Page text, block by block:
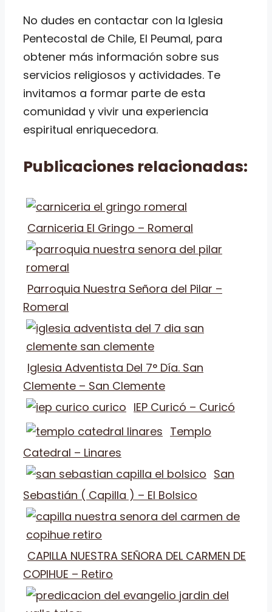
No dudes en contactar con la Iglesia
Pentecostal de Chile, El Peumal, para
obtener más información sobre sus
servicios religiosos y actividades. Te
invitamos a formar parte de esta
comunidad y vivir una experiencia
espiritual enriquecedora.
Publicaciones relacionadas:
Carniceria El Gringo – Romeral
Parroquia Nuestra Señora del Pilar –
Romeral
Iglesia Adventista Del 7° Día. San
Clemente – San Clemente
IEP Curicó – Curicó
Templo
Catedral – Linares
San
Sebastián ( Capilla ) – El Bolsico
CAPILLA NUESTRA SEÑORA DEL CARMEN DE
COPIHUE – Retiro